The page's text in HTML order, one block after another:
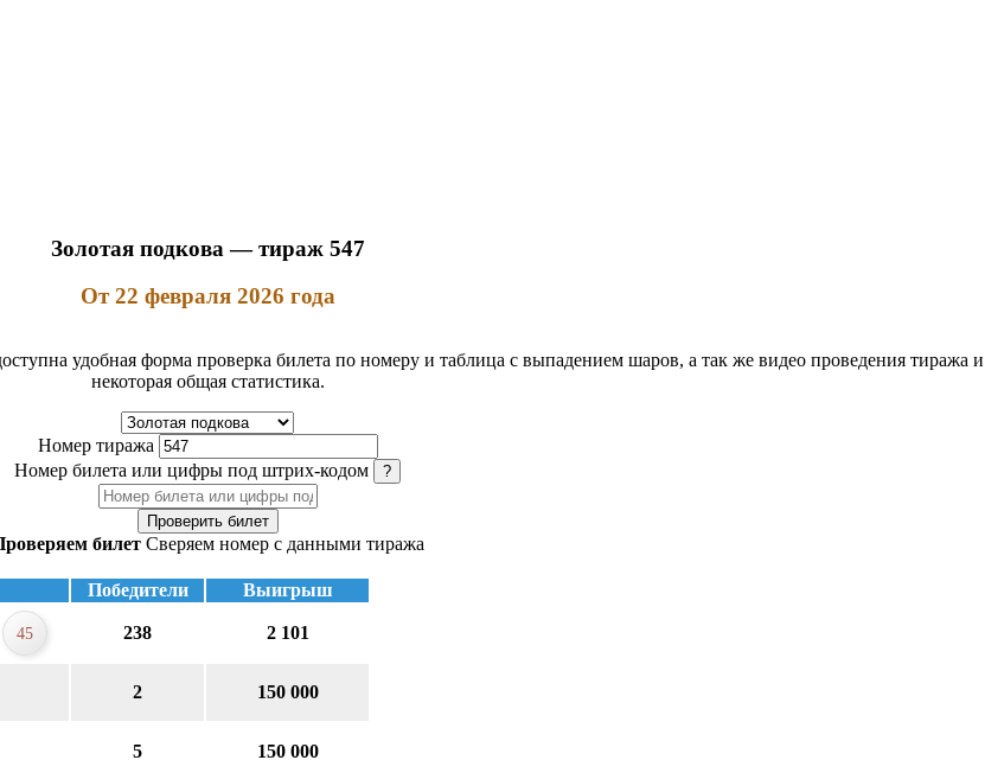
Золотая подкова — тираж 547
От 22 февраля 2026 года
удобная форма проверка билета по номеру и таблица с выпадением шаров, а так же видео проведения тиража и
некоторая общая статистика.
Номер тиража
Номер билета или цифры под штрих-кодом
?
Проверить билет
билет Сверяем номер с данными тиража
Победители Выигрыш
45 238 2 101
2 150 000
5 150 000